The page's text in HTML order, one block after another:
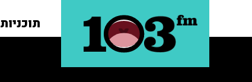
תוכניות